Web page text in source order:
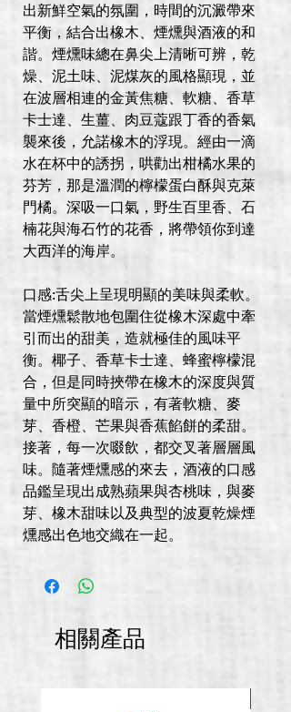
出新鮮空氣的氛圍，時間的沉澱帶來
平衡，結合出橡木、煙燻與酒液的和
諧。煙燻味總在鼻尖上清晰可辨，乾
燥、泥土味、泥煤灰的風格顯現，並
在波層相連的金黃焦糖、軟糖、香草
卡士達、生薑、肉豆蔻跟丁香的香氣
襲來後，允諾橡木的浮現。經由一滴
水在杯中的誘拐，哄勸出柑橘水果的
芬芳，那是溫潤的檸檬蛋白酥與克萊
門橘。深吸一口氣，野生百里香、石
楠花與海石竹的花香，將帶領你到達
大西洋的海岸。
口感:舌尖上呈現明顯的美味與柔軟。
當煙燻鬆散地包圍住從橡木深處中牽
引而出的甜美，造就極佳的風味平
衡。椰子、香草卡士達、蜂蜜檸檬混
合，但是同時挾帶在橡木的深度與質
量中所突顯的暗示，有著軟糖、麥
芽、香橙、芒果與香蕉餡餅的柔甜。
接著，每一次啜飲，都交叉著層層風
味。隨著煙燻感的來去，酒液的口感
品鑑呈現出成熟蘋果與杏桃味，與麥
芽、橡木甜味以及典型的波夏乾燥煙
燻感出色地交織在一起。
相關產品